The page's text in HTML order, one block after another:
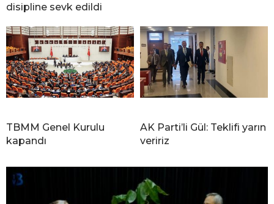
disipline sevk edildi
TBMM Genel Kurulu
kapandı
AK Parti’li Gül: Teklifi yarın
veririz